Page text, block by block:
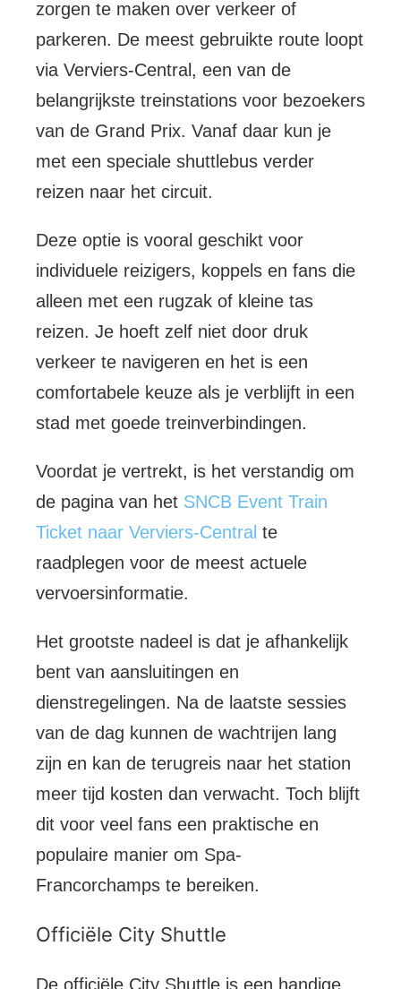
zorgen te maken over verkeer of
parkeren. De meest gebruikte route loopt
via Verviers-Central, een van de
belangrijkste treinstations voor bezoekers
van de Grand Prix. Vanaf daar kun je
met een speciale shuttlebus verder
reizen naar het circuit.
Deze optie is vooral geschikt voor
individuele reizigers, koppels en fans die
alleen met een rugzak of kleine tas
reizen. Je hoeft zelf niet door druk
verkeer te navigeren en het is een
comfortabele keuze als je verblijft in een
stad met goede treinverbindingen.
Voordat je vertrekt, is het verstandig om
de pagina van het SNCB Event Train
Ticket naar Verviers-Central te
raadplegen voor de meest actuele
vervoersinformatie.
Het grootste nadeel is dat je afhankelijk
bent van aansluitingen en
dienstregelingen. Na de laatste sessies
van de dag kunnen de wachtrijen lang
zijn en kan de terugreis naar het station
meer tijd kosten dan verwacht. Toch blijft
dit voor veel fans een praktische en
populaire manier om Spa-
Francorchamps te bereiken.
Officiële City Shuttle
De officiële City Shuttle is een handige